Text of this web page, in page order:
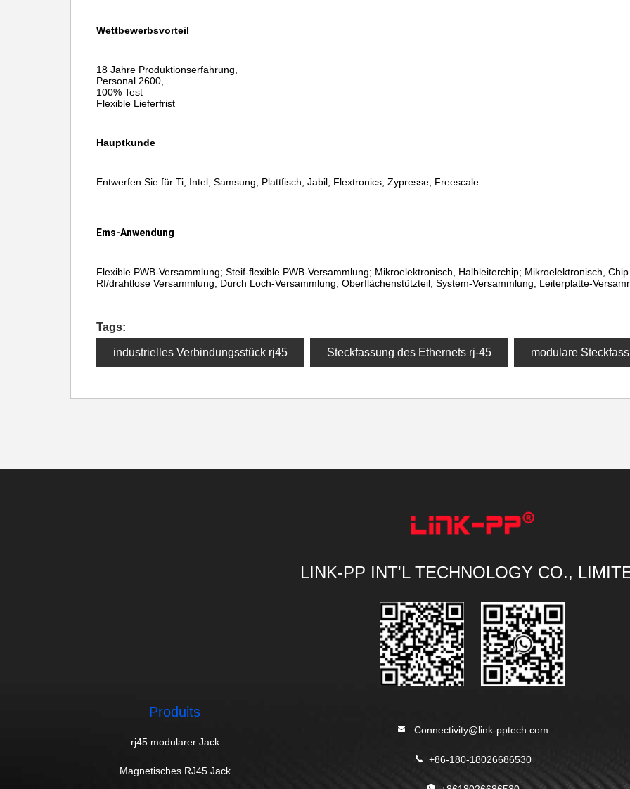
Wettbewerbsvorteil
18 Jahre Produktionserfahrung,
Personal 2600,
100% Test
Flexible Lieferfrist
Hauptkunde
Entwerfen Sie für Ti, Intel, Samsung, Plattfisch, Jabil, Flextronics, Zypresse, Freescale .......
Ems-Anwendung
Flexible PWB-Versammlung; Steif-flexible PWB-Versammlung; Mikroelektronisch, Halbleiterchip; Mikroelektronisch,
Rf/drahtlose Versammlung; Durch Loch-Versammlung; Oberflächenstützteil; System-Versammlung; Leiterplatte-
Tags:
industrielles Verbindungsstück rj45 Steckfassung des Ethernets rj-45 modulare
LINK-PP INT'L TECHNOLOGY CO.,
Produits
rj45 modularer Jack
Magnetisches RJ45 Jack
Connectivity@link-pptech.com
+86-180-18026686530